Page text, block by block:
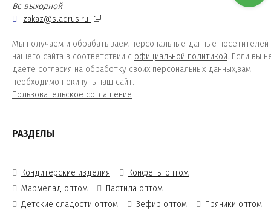
Вс выходной
zakaz@sladrus.ru
Мы получаем и обрабатываем персональные данные посетителей
нашего сайта в соответствии с официальной политикой. Если вы
даете согласия на обработку своих персональных данных,вам
необходимо покинуть наш сайт.
Пользовательское соглашение
РАЗДЕЛЫ
Кондитерские изделия
Конфеты оптом
Мармелад оптом
Пастила оптом
Детские сладости оптом
Зефир оптом Пряники оптом